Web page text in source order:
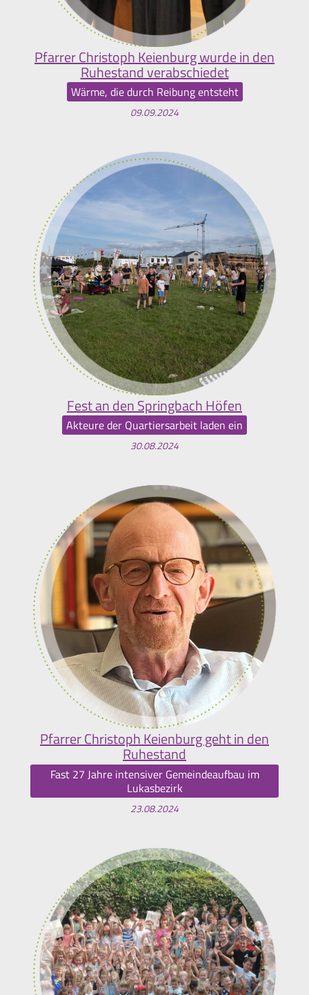
Pfarrer Christoph Keienburg wurde in den
Ruhestand verabschiedet
Wärme, die durch Reibung entsteht
09.09.2024
Fest an den Springbach Höfen
Akteure der Quartiersarbeit laden ein
30.08.2024
Pfarrer Christoph Keienburg geht in den
Ruhestand
Fast 27 Jahre intensiver Gemeindeaufbau im
Lukasbezirk
23.08.2024